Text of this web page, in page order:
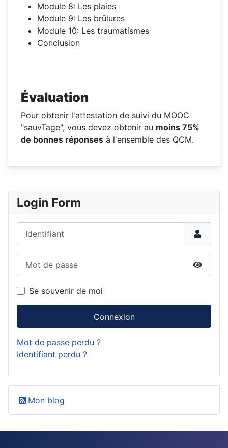
Module 8: Les plaies
Module 9: Les brûlures
Module 10: Les traumatismes
Conclusion
Évaluation
Pour obtenir l'attestation de suivi du MOOC
"sauvTage", vous devez obtenir au moins 75%
de bonnes réponses à l'ensemble des QCM.
Login Form
Se souvenir de moi
Connexion
Mot de passe perdu ?
Identifiant perdu ?
Mon blog